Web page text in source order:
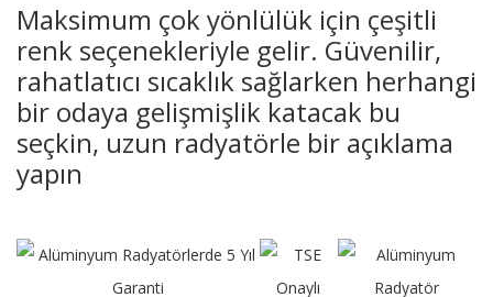
Maksimum çok yönlülük için çeşitli
renk seçenekleriyle gelir. Güvenilir,
rahatlatıcı sıcaklık sağlarken herhangi
bir odaya gelişmişlik katacak bu
seçkin, uzun radyatörle bir açıklama
yapın